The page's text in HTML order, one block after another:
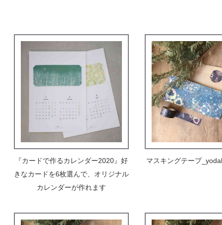
『カードで作るカレンダー2020』好
きなカードを6枚選んで、オリジナル
カレンダーが作れます
マスキングテープ